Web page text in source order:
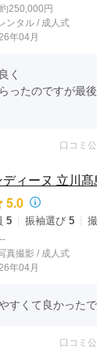
約250,000円
ンタル / 成人式
年04月
く
ったのですが最
口コミ
ィーヌ 立川
5.0
5 振袖選び 5
--
真撮影 / 成人式
年04月
すくて良かったで
口コミ